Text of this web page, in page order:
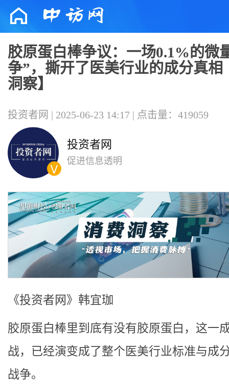
胶原蛋白棒争议：一场0.1%的微
争”，撕开了医美行业的成分真相
洞察】
投资者网 | 2025-06-23 14:17 | 点击量：419059
投资者网
促进信息透明
《投资者网》韩宜珈
胶原蛋白棒里到底有没有胶原蛋白，这一
战，已经演变成了整个医美行业标准与成
战争。